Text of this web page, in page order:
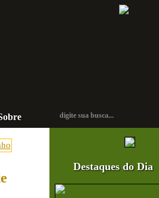
Destaques do Dia